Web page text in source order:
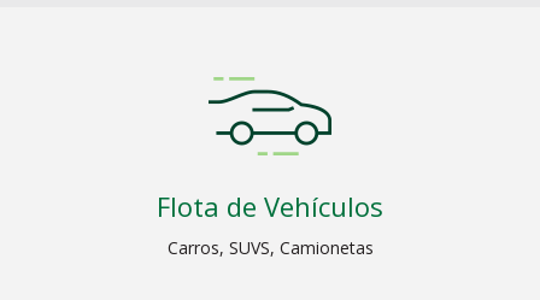
Flota de Vehículos
Carros, SUVS, Camionetas